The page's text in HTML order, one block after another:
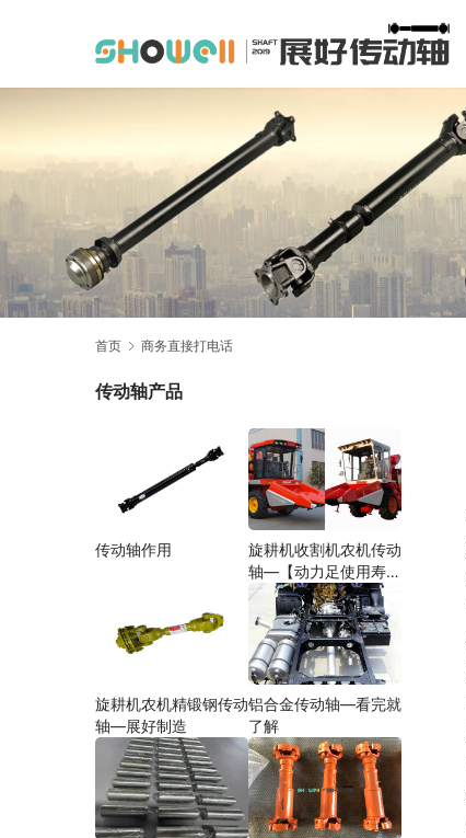
首页 商务直接打电话
传动轴产品
传动轴作用
旋耕机收割机农机传动
轴—【动力足使用寿命
久】
旋耕机农机精锻钢传动
轴—展好制造
铝合金传动轴—看完就
了解